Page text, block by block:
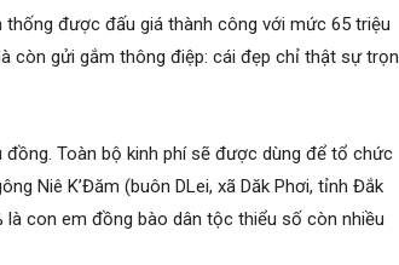
được đấu giá thành công với mức 65 triệu
còn gửi gắm thông điệp: cái đẹp chỉ thật sự trọn
Toàn bộ kinh phí sẽ được dùng để tổ chức
Niê K’Đăm (buôn DLei, xã Dăk Phơi, tỉnh Đắk
con em đồng bào dân tộc thiểu số còn nhiều